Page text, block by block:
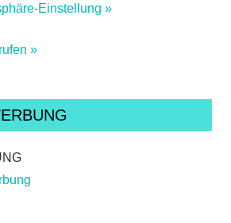
Einstellung »
»